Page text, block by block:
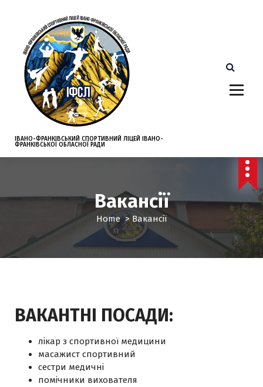
t
ІВАНО-ФРАНКІВСЬКИЙ СПОРТИВНИЙ ЛІЦЕЙ ІВАНО-
ФРАНКІВСЬКОЇ ОБЛАСНОЇ РАДИ
Вакансії
Home> Вакансії
ВАКАНТНІ ПОСАДИ:
лікар з спортивної медицини
масажист спортивний
сестри медичні
помічники вихователя